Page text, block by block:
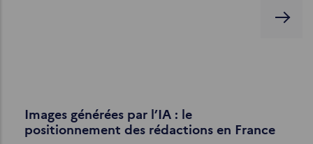
Images générées par l’IA : le
positionnement des rédactions en France